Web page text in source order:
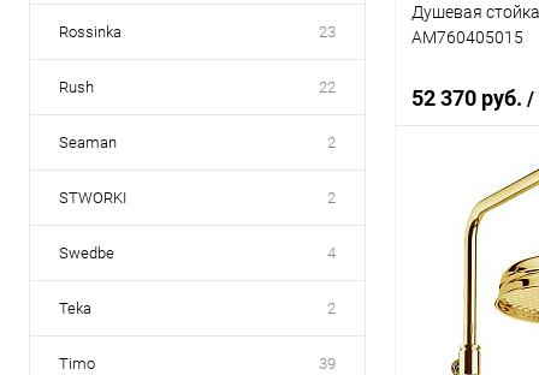
Rossinka 23
Rush 22
Seaman 2
STWORKI 2
Swedbe 4
Teka 2
Timo 39
Душевая
AM760405015
52 370 руб. /
В
Купить в 1
В избранное